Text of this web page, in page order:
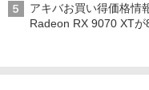
アキバお買い得価格情
Radeon RX 9070 XTが